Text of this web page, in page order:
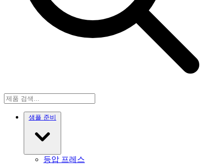
샘플 준비
등압 프레스